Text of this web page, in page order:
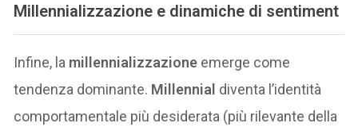
Millennializzazione e dinamiche di sentiment
Infine, la millennializzazione emerge come
tendenza dominante. Millennial diventa l’identità
comportamentale più desiderata (più rilevante della